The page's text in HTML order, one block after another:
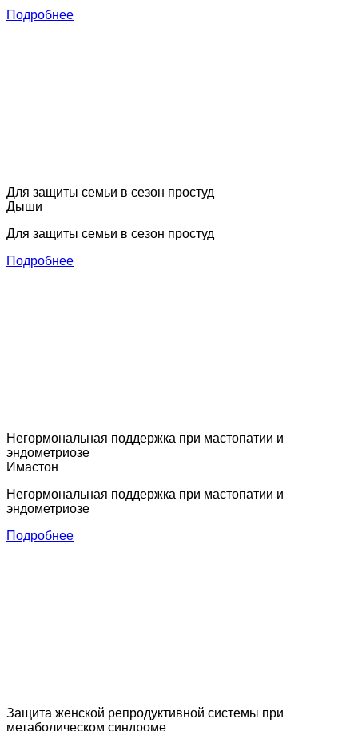
Подробнее
Для защиты семьи в сезон простуд
Дыши
Для защиты семьи в сезон простуд
Подробнее
Негормональная поддержка при мастопатии и
эндометриозе
Имастон
Негормональная поддержка при мастопатии и
эндометриозе
Подробнее
Защита женской репродуктивной системы при
метаболическом синдроме